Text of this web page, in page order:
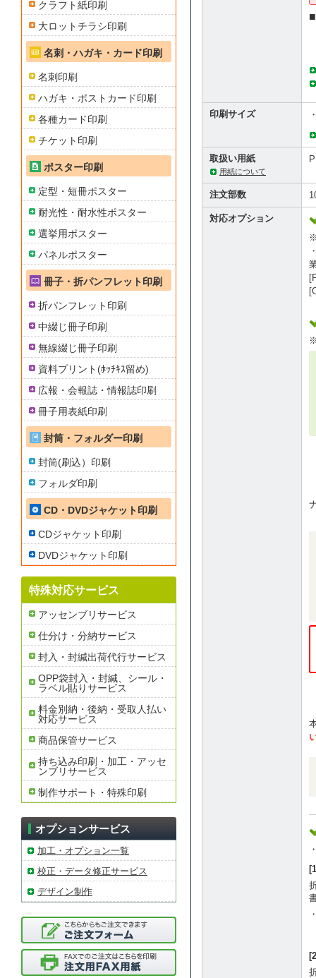
印刷サイズ
取扱い用紙
用紙について
注文部数
対応オプション
クラフト紙印刷
大ロットチラシ印刷
名刺・ハガキ・カード印刷
名刺印刷
ハガキ・ポストカード印刷
各種カード印刷
チケット印刷
ポスター印刷
定型・短冊ポスター
耐光性・耐水性ポスター
選挙用ポスター
パネルポスター
冊子・折パンフレット印刷
折パンフレット印刷
中綴じ冊子印刷
無線綴じ冊子印刷
資料プリント(ﾎｯﾁｷｽ留め)
広報・会報誌・情報誌印刷
冊子用表紙印刷
封筒・フォルダー印刷
封筒(刷込）印刷
フォルダ印刷
CD・DVDジャケット印刷
CDジャケット印刷
DVDジャケット印刷
特殊対応サービス
アッセンブリサービス
仕分け・分納サービス
封入・封緘出荷代行サービス
OPP袋封入・封緘、シール・
ラベル貼りサービス
料金別納・後納・受取人払い
対応サービス
商品保管サービス
持ち込み印刷・加工・アッセ
ンブリサービス
制作サポート・特殊印刷
オプションサービス
加工・オプション一覧
校正・データ修正サービス
デザイン制作